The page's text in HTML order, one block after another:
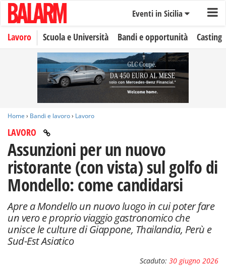
Eventi in Sicilia
Lavoro Scuola e Università Bandi e opportunità Casting
Home › Bandi e lavoro› Lavoro
LAVORO
Assunzioni per un nuovo
ristorante (con vista) sul golfo di
Mondello: come candidarsi
Apre a Mondello un nuovo luogo in cui poter fare
un vero e proprio viaggio gastronomico che
unisce le culture di Giappone, Thailandia, Perù e
Sud-Est Asiatico
Scaduto: 30 giugno 2026